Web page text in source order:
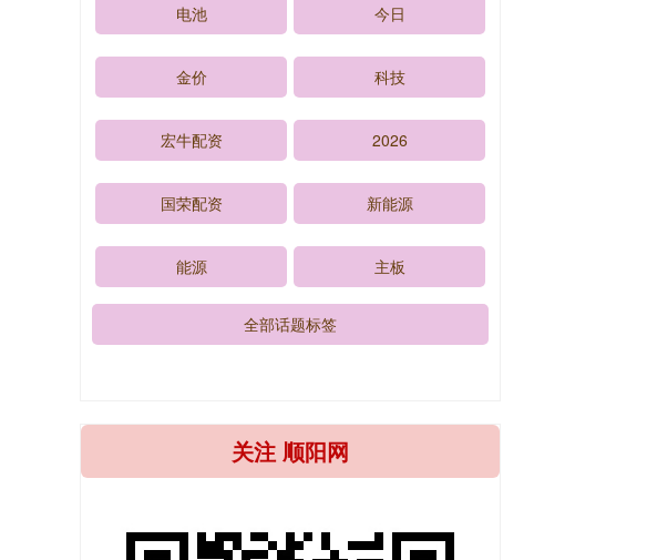
电池 今日
金价 科技
宏牛配资 2026
国荣配资 新能源
能源 主板
全部话题标签
关注 顺阳网